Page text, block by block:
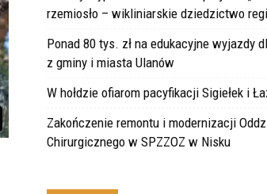
rzemiosło – wikliniarskie dziedzictwo
Ponad 80 tys. zł na edukacyjne wyjazdy
z gminy i miasta Ulanów
W hołdzie ofiarom pacyfikacji Sigiełek i
Zakończenie remontu i modernizacji
Chirurgicznego w SPZZOZ w Nisku